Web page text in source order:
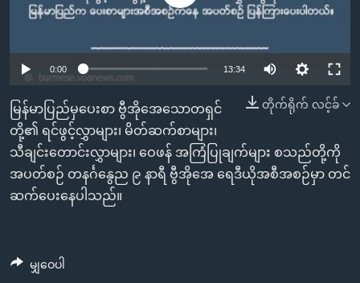
ကျော်
ကြည့်
ရန်
ရှာဖွေ
ရန်
နေရာ
ရန်
သုတပဒေသာ အင်္ဂလိပ်စာ
Learning English
ဗွီအိုအေ လူမှုကွန်ယက်များ
ဘာသာစကားများ
0:00 13:34
တိုက်ရိုက် လင့်ခ်
မြန်မာပြည်မှပေးစာ ဗွီအိုအေသောတရှင်
တို့၏ ရင်ဖွင့်လွှာများ၊ မိတ်ဆက်စာများ၊
သီချင်းတောင်းလွှာများ၊ ဝေဖန် အကြံပြုချက်များ စသည်တို့ကို
အပတ်စဉ် တနင်္ဂနွေည ၉ နာရီ ဗွီအိုအေ ရေဒီယိုအစီအစဉ်မှာ တင်
ဆက်ပေးနေပါသည်။
မျှဝေပါ